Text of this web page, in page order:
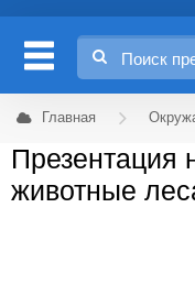
Главная
Презентация
животные